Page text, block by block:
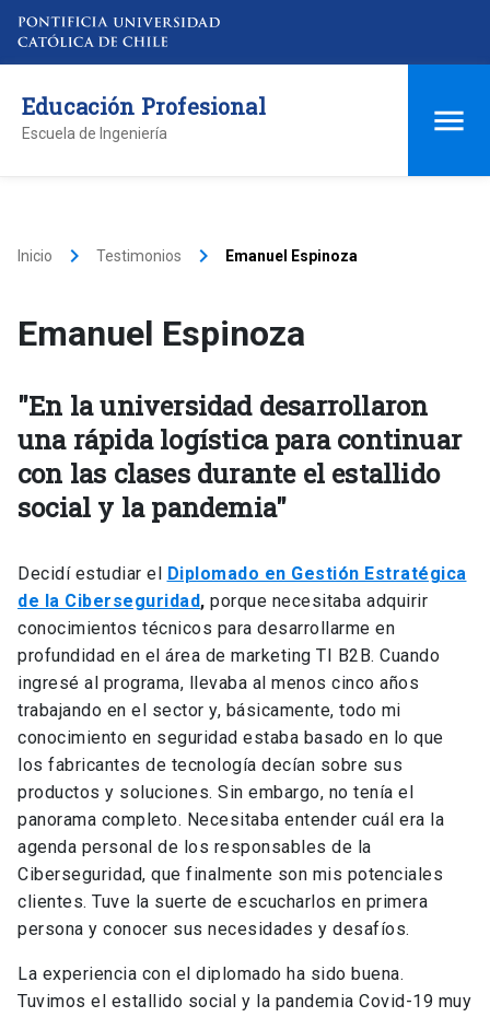
Educación Profesional
Escuela de Ingeniería
Inicio keyboard_arrow_right Testimonios keyboard_arrow_right Emanuel Espinoza
Emanuel Espinoza
"En la universidad desarrollaron
una rápida logística para continuar
con las clases durante el estallido
social y la pandemia"
Decidí estudiar el Diplomado en Gestión Estratégica
de la Ciberseguridad, porque necesitaba adquirir
conocimientos técnicos para desarrollarme en
profundidad en el área de marketing TI B2B. Cuando
ingresé al programa, llevaba al menos cinco años
trabajando en el sector y, básicamente, todo mi
conocimiento en seguridad estaba basado en lo que
los fabricantes de tecnología decían sobre sus
productos y soluciones. Sin embargo, no tenía el
panorama completo. Necesitaba entender cuál era la
agenda personal de los responsables de la
Ciberseguridad, que finalmente son mis potenciales
clientes. Tuve la suerte de escucharlos en primera
persona y conocer sus necesidades y desafíos.
La experiencia con el diplomado ha sido buena.
Tuvimos el estallido social y la pandemia Covid-19 muy